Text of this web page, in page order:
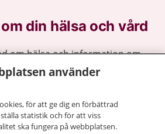
din hälsa och vård
om hälsa och information om
mottagningar du kan kontakta.
din journal och göra dina
dygnet runt.
du vill må bättre.
använder
för att ge dig en förbättrad
statistik och för att viss
ska fungera på webbplatsen.